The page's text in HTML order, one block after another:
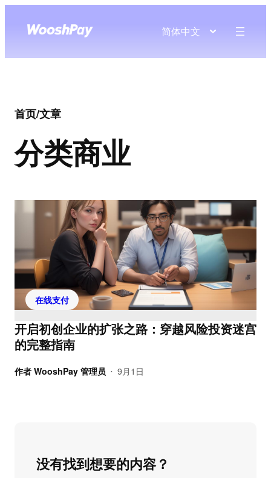
简体中文
首页/文章
分类商业
在线支付
开启初创企业的扩张之路：穿越风险投资迷宫
的完整指南
作者 WooshPay 管理员 • 9月1日
没有找到想要的内容？